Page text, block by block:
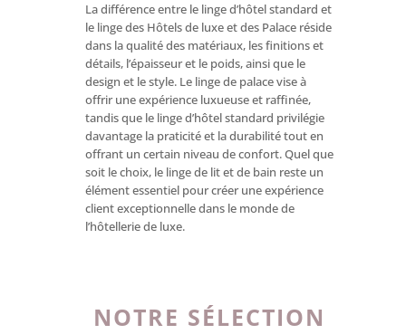
La différence entre le linge d’hôtel standard et
le linge des Hôtels de luxe et des Palace réside
dans la qualité des matériaux, les finitions et
détails, l’épaisseur et le poids, ainsi que le
design et le style. Le linge de palace vise à
offrir une expérience luxueuse et raffinée,
tandis que le linge d’hôtel standard privilégie
davantage la praticité et la durabilité tout en
offrant un certain niveau de confort. Quel que
soit le choix, le linge de lit et de bain reste un
élément essentiel pour créer une expérience
client exceptionnelle dans le monde de
l’hôtellerie de luxe.
NOTRE SÉLECTION